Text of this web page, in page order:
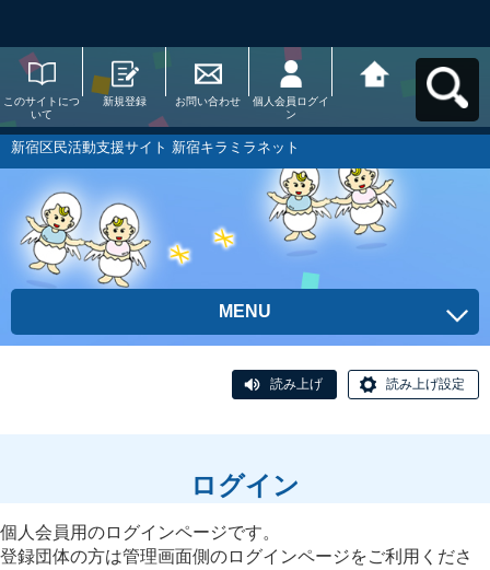
このサイトにつ
いて
新規登録 お問い合わせ
個人会員ログイ
ン
ラミラネットへ
新宿区民活動支援サイト 新宿キラミラネット
MENU
読み上げ 読み上げ設定
ログイン
個人会員用のログインページです。
登録団体の方は管理画面側のログインページをご利用くださ